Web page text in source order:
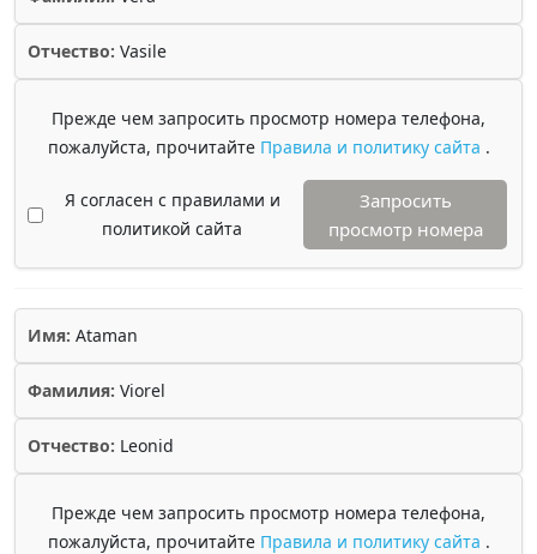
Отчество: Vasile
Прежде чем запросить просмотр номера телефона,
пожалуйста, прочитайте Правила и политику сайта .
Я согласен с правилами и
политикой сайта
Запросить
просмотр номера
Имя: Ataman
Фамилия: Viorel
Отчество: Leonid
Прежде чем запросить просмотр номера телефона,
пожалуйста, прочитайте Правила и политику сайта .